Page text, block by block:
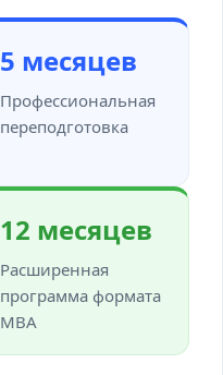
5 месяцев
Профессиональная
переподготовка
12 месяцев
Расширенная
программа формата
MBA